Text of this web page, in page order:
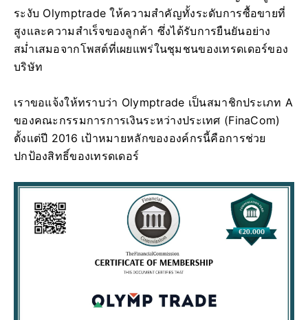
ระงับ Olymptrade ให้ความสำคัญทั้งระดับการซื้อขายที่
สูงและความสำเร็จของลูกค้า ซึ่งได้รับการยืนยันอย่าง
สม่ำเสมอจากโพสต์ที่เผยแพร่ในชุมชนของเทรดเดอร์ของ
บริษัท
เราขอแจ้งให้ทราบว่า Olymptrade เป็นสมาชิกประเภท A
ของคณะกรรมการการเงินระหว่างประเทศ (FinaCom)
ตั้งแต่ปี 2016 เป้าหมายหลักขององค์กรนี้คือการช่วย
ปกป้องสิทธิ์ของเทรดเดอร์